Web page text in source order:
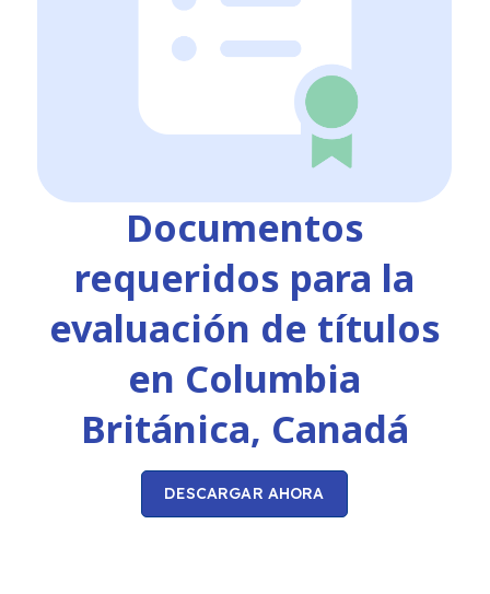
Documentos
requeridos para la
evaluación de títulos
en Columbia
Británica, Canadá
DESCARGAR AHORA